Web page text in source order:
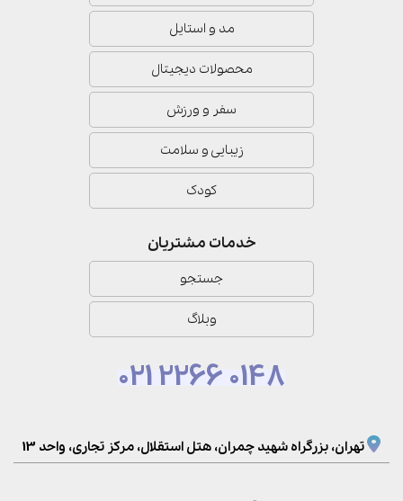
مد و استایل
محصولات دیجیتال
سفر و ورزش
زیبایی و سلامت
کودک
خدمات مشتریان
جستجو
وبلاگ
021 2266 0148
تهران، بزرگراه شهید چمران، هتل استقلال، مرکز تجاری، واحد 13